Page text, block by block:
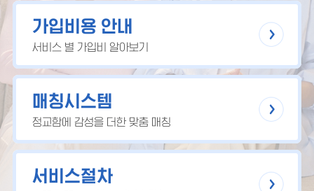
가입비용 안내
서비스 별 가입비 알아보기
매칭시스템
정교함에 감성을 더한 맞춤 매칭
서비스절차